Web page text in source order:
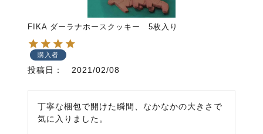
FIKA ダーラナホースクッキー 5枚入り
購入者
投稿日 2021/02/08
丁寧な梱包で開けた瞬間、なかなかの大きさで
気に入りました。